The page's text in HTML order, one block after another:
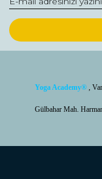
Yoga Academy® ,
Gülbahar Mah.